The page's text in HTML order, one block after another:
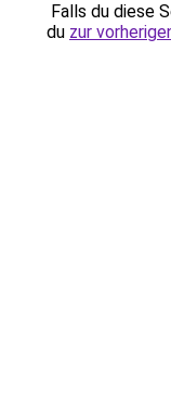
Falls du diese
du zur